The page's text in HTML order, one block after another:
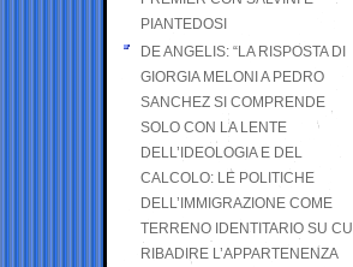
PIANTEDOSI
DE ANGELIS: “LA RISPOSTA DI
GIORGIA MELONI A PEDRO
SANCHEZ SI COMPRENDE
SOLO CON LA LENTE
DELL’IDEOLOGIA E DEL
CALCOLO: LE POLITICHE
DELL’IMMIGRAZIONE COME
TERRENO IDENTITARIO SU CUI
RIBADIRE L’APPARTENENZA